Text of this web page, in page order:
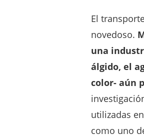
El
novedoso.
una
álgido, el
color- aún
utilizadas
como uno